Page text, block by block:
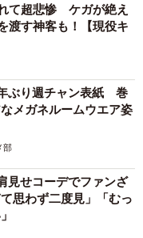
て超悲惨 ケガが絶え
渡す神客も！【現役キ
ぶり週チャン表紙 巻
メガネルームウエア姿
部
せコーデでファンざ
思わず二度見」「むっ